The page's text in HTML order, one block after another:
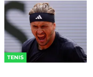
TENIS